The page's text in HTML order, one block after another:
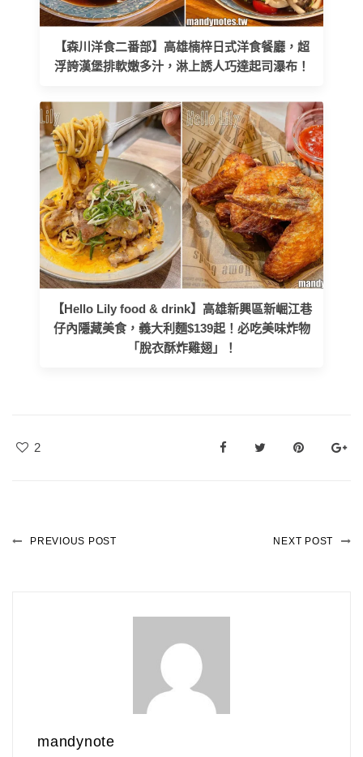
【森川洋食二番部】高雄楠梓日式洋食餐廳，超
浮誇漢堡排軟嫩多汁，淋上誘人巧達起司瀑布！
【Hello Lily food & drink】高雄新興區新崛江巷
仔內隱藏美食，義大利麵$139起！必吃美味炸物
「脫衣酥炸雞翅」！
2
PREVIOUS POST NEXT POST
mandynote